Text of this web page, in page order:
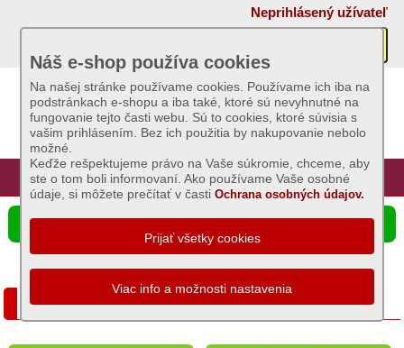
Neprihlásený užívateľ
Úvod Hlavná stránka Prihlásenie Registrácia
Náš e-shop používa cookies
Na našej stránke používame cookies. Používame ich iba na
podstránkach e-shopu a iba také, ktoré sú nevyhnutné na
fungovanie tejto časti webu. Sú to cookies, ktoré súvisia s
vašim prihlásením. Bez ich použitia by nakupovanie nebolo
možné.
Keďže rešpektujeme právo na Vaše súkromie, chceme, aby
ste o tom boli informovaní. Ako používame Vaše osobné
údaje, si môžete prečítať v častiOchrana osobných údajov.
☰ Ponuka produktov
Akcie
Sviečky
Umelé
kvety
Semená
a
osivá
Cibuľa semeno, Pór